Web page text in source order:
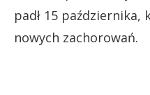
padł 15 października,
nowych zachorowań.